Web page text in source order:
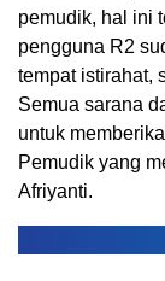
pemudik, hal ini
pengguna R2
tempat istirahat,
Semua sarana
untuk
Pemudik yang
Afriyanti.